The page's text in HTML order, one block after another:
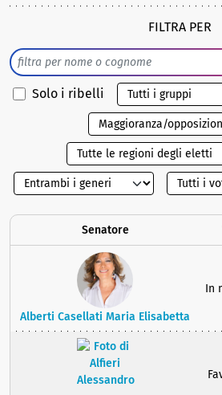
FILTRA PER
Solo i ribelli
Senatore
Alberti Casellati Maria Elisabetta
In